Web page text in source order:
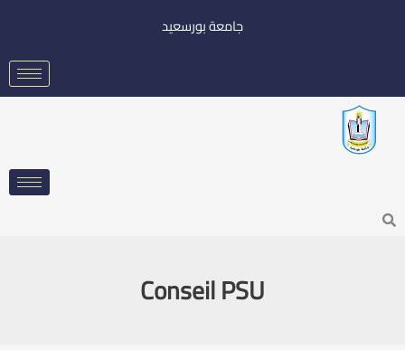
جامعة بورسعيد
Search
Conseil PSU